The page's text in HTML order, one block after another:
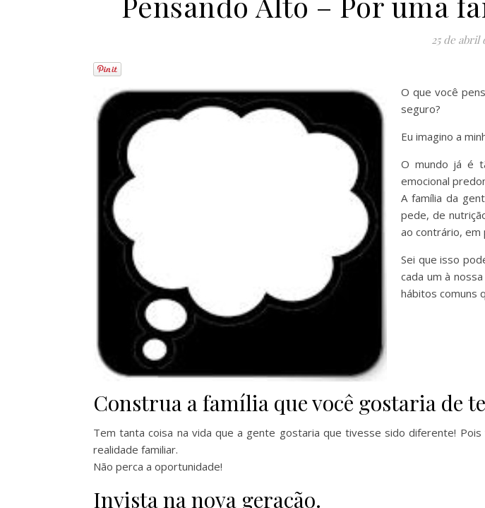
25 de abril
O que você
seguro?
Eu imagino a
O mundo já é
emocional
A família da
pede, de
ao contrário, em
Sei que isso
cada um à
hábitos comuns
Construa a família que você gostaria de
Tem tanta coisa na vida que a gente gostaria que tivesse sido diferente!
realidade familiar.
Não perca a oportunidade!
Invista na nova geração.